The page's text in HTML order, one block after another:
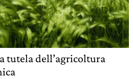
tutela dell’agricoltura